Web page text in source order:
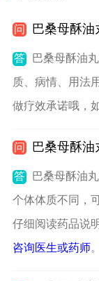
问 巴桑母酥
答
巴桑母酥油
质、病情、用法
做疗效承诺哦，
问 巴桑母酥
答 巴桑母酥油
个体体质不同，
仔细阅读药品说
咨询医生或药师。